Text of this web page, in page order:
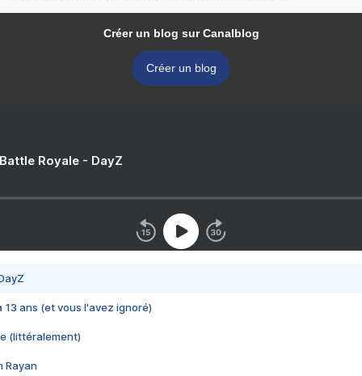
Créer un blog sur Canalblog
Créer un blog
Royale - DayZ
13 ans (et vous l'avez ignoré)
(littéralement)
Rayan